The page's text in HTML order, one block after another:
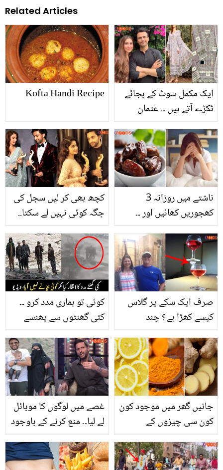
Related Articles
Kofta Handi Recipe
ایک مکمل سوٹ کے بجائے
ٹکڑے آتے ہیں ۔۔ عثمان
ڈیزائنر لان سوٹ بنانے
والوں کو باتیں سنادیں،
عوام بھی متفق
کچھ بھی کر لیں سجل کی
جگہ کوئی نہیں لے سکتا..
کے ساتھ دیکھ کر مداحوں
کے دل کیوں ٹوٹ گئے؟
ناشتے میں روزانہ 3
کھجوریں کھائیں اور ۔۔
ایسا راز، جو ساری عمر آپ
کو تھکنے نہیں دے گا
کوئی تو ہماری مدد کرو ۔۔
کئی گھنٹوں سے پھنسے
والے 5 بھائیوں کو سیلابی
ریلا بہا لے گیا، ویڈیو
صرف ایک سکے پر گلاس
کیسے کھڑا ہے؟ چند
چھپے راز آپ کو بھی
حیران کر دیں
غصے میں لوگوں کا موبائل
لے لیا۔۔ منع کرنے کے باوجود
کی ویڈیو بناتے رہے! شاہد
جانیں گھر میں موجود کون
کون سی چیزوں کے
مدافعت میں اضافہ کر